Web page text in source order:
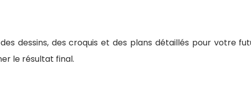
dessins, des croquis et des plans détaillés pour votre
le résultat final.